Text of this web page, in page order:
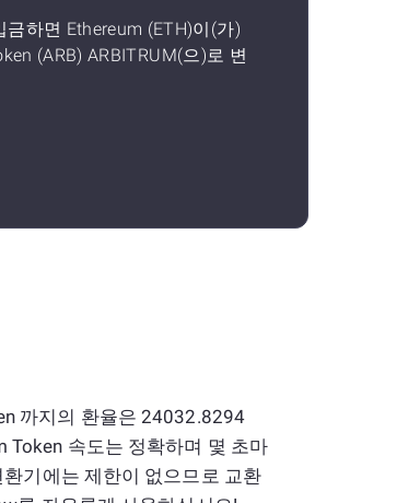
금하면 Ethereum (ETH)이(가)
(ARB) ARBITRUM(으)로 변
까지의 환율은 24032.8294
Token 속도는 정확하며 몇 초마
기에는 제한이 없으므로 교환